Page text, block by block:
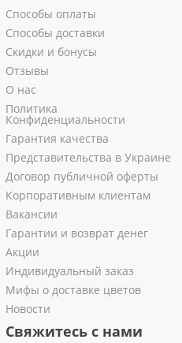
Способы оплаты
Способы доставки
Скидки и бонусы
Отзывы
О нас
Политика
Конфиденциальности
Гарантия качества
Представительства в Украине
Договор публичной оферты
Корпоративным клиентам
Вакансии
Гарантии и возврат денег
Акции
Индивидуальный заказ
Мифы о доставке цветов
Новости
Свяжитесь с нами